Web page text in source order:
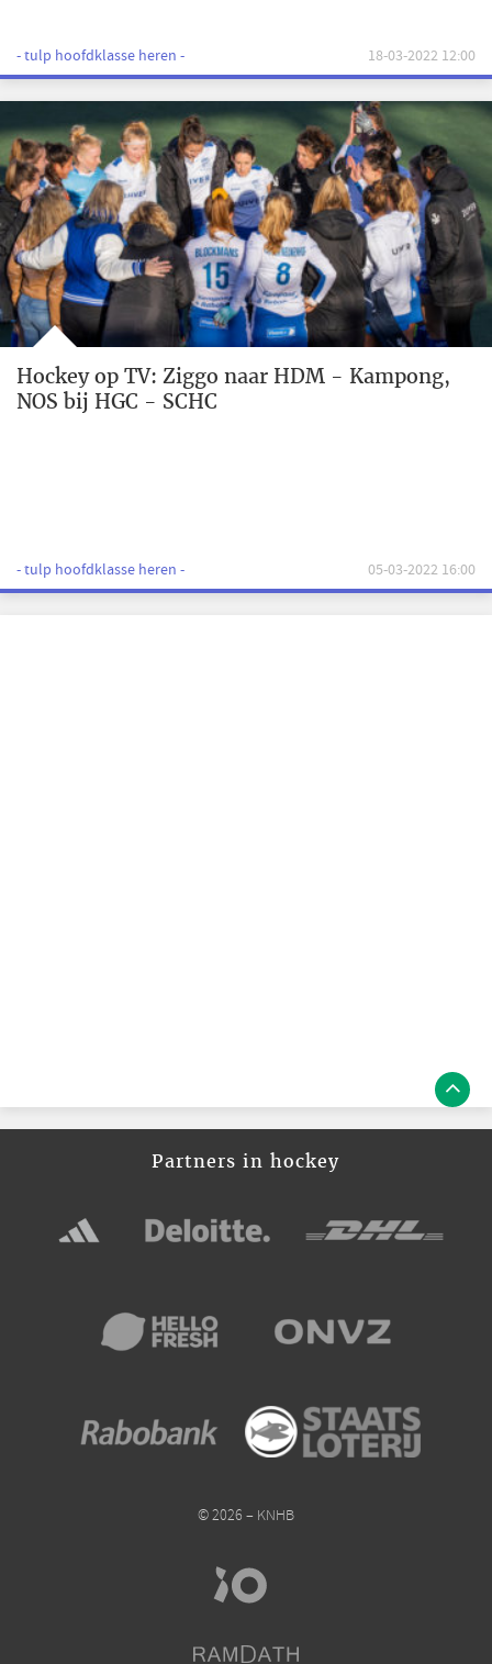
- tulp hoofdklasse heren - 18-03-2022 12:00
Hockey op TV: Ziggo naar HDM - Kampong,
NOS bij HGC - SCHC
- tulp hoofdklasse heren - 05-03-2022 16:00
Partners in hockey
© 2026 – KNHB